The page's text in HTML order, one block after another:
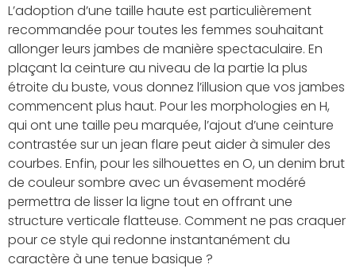
L’adoption d’une taille haute est particulièrement
recommandée pour toutes les femmes souhaitant
allonger leurs jambes de manière spectaculaire. En
plaçant la ceinture au niveau de la partie la plus
étroite du buste, vous donnez l’illusion que vos jambes
commencent plus haut. Pour les morphologies en H,
qui ont une taille peu marquée, l’ajout d’une ceinture
contrastée sur un jean flare peut aider à simuler des
courbes. Enfin, pour les silhouettes en O, un denim brut
de couleur sombre avec un évasement modéré
permettra de lisser la ligne tout en offrant une
structure verticale flatteuse. Comment ne pas craquer
pour ce style qui redonne instantanément du
caractère à une tenue basique ?